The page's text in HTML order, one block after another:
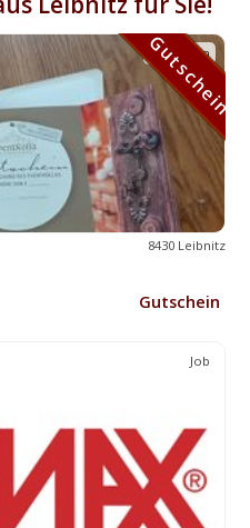
Gutschein
8430 Leibnitz
Gutschein
Gutschein
Job